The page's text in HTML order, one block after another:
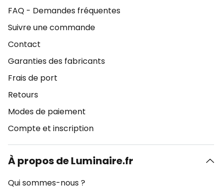
FAQ - Demandes fréquentes
Suivre une commande
Contact
Garanties des fabricants
Frais de port
Retours
Modes de paiement
Compte et inscription
À propos de Luminaire.fr
Qui sommes-nous ?